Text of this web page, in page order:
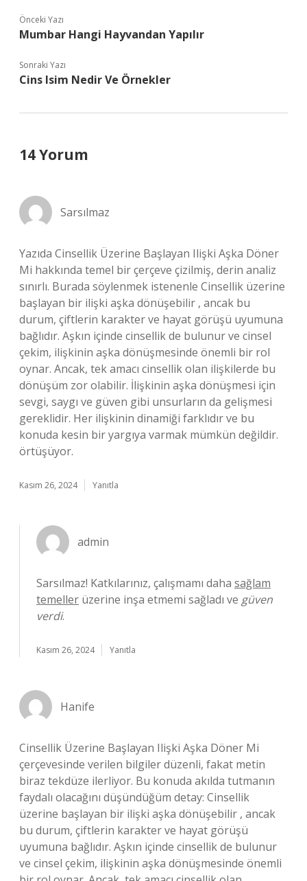
Önceki Yazı
Mumbar Hangi Hayvandan Yapılır
Sonraki Yazı
Cins Isim Nedir Ve Örnekler
14 Yorum
Sarsılmaz
Yazıda Cinsellik Üzerine Başlayan Ilişki Aşka Döner
Mi hakkında temel bir çerçeve çizilmiş, derin analiz
sınırlı. Burada söylenmek istenenle Cinsellik üzerine
başlayan bir ilişki aşka dönüşebilir , ancak bu
durum, çiftlerin karakter ve hayat görüşü uyumuna
bağlıdır. Aşkın içinde cinsellik de bulunur ve cinsel
çekim, ilişkinin aşka dönüşmesinde önemli bir rol
oynar. Ancak, tek amacı cinsellik olan ilişkilerde bu
dönüşüm zor olabilir. İlişkinin aşka dönüşmesi için
sevgi, saygı ve güven gibi unsurların da gelişmesi
gereklidir. Her ilişkinin dinamiği farklıdır ve bu
konuda kesin bir yargıya varmak mümkün değildir.
örtüşüyor.
Kasım 26, 2024 Yanıtla
admin
Sarsılmaz! Katkılarınız, çalışmamı daha sağlam
temeller üzerine inşa etmemi sağladı ve güven
verdi.
Kasım 26, 2024 Yanıtla
Hanife
Cinsellik Üzerine Başlayan Ilişki Aşka Döner Mi
çerçevesinde verilen bilgiler düzenli, fakat metin
biraz tekdüze ilerliyor. Bu konuda akılda tutmanın
faydalı olacağını düşündüğüm detay: Cinsellik
üzerine başlayan bir ilişki aşka dönüşebilir , ancak
bu durum, çiftlerin karakter ve hayat görüşü
uyumuna bağlıdır. Aşkın içinde cinsellik de bulunur
ve cinsel çekim, ilişkinin aşka dönüşmesinde önemli